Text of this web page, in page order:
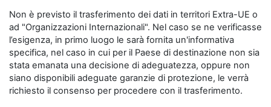
Non è previsto il trasferimento dei dati in territori Extra-UE o
ad "Organizzazioni Internazionali". Nel caso se ne verificasse
l’esigenza, in primo luogo le sarà fornita un'informativa
specifica, nel caso in cui per il Paese di destinazione non sia
stata emanata una decisione di adeguatezza, oppure non
siano disponibili adeguate garanzie di protezione, le verrà
richiesto il consenso per procedere con il trasferimento.